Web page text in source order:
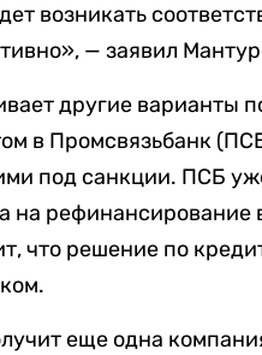
возникать
— заявил
другие варианты
в Промсвязьбанк
под санкции. ПСБ
на рефинансирование
что решение по
еще одна